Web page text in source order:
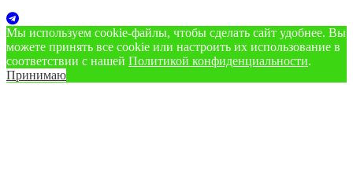
Мы используем cookie‑файлы, чтобы сделать сайт удобнее. Вы
можете принять все cookie или настроить их использование в
соответствии с нашей Политикой конфиденциальности.
Принимаю